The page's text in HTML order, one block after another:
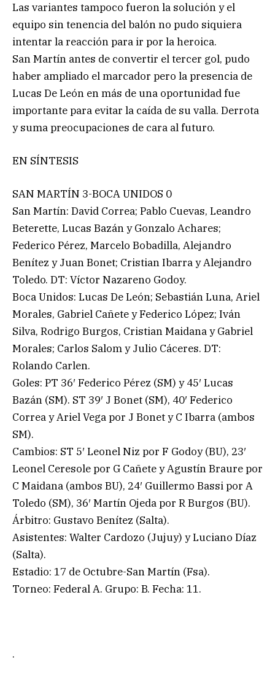
Las variantes tampoco fueron la solución y el
equipo sin tenencia del balón no pudo siquiera
intentar la reacción para ir por la heroica.
San Martín antes de convertir el tercer gol, pudo
haber ampliado el marcador pero la presencia de
Lucas De León en más de una oportunidad fue
importante para evitar la caída de su valla. Derrota
y suma preocupaciones de cara al futuro.
EN SÍNTESIS
SAN MARTÍN 3-BOCA UNIDOS 0
San Martín: David Correa; Pablo Cuevas, Leandro
Beterette, Lucas Bazán y Gonzalo Achares;
Federico Pérez, Marcelo Bobadilla, Alejandro
Benítez y Juan Bonet; Cristian Ibarra y Alejandro
Toledo. DT: Víctor Nazareno Godoy.
Boca Unidos: Lucas De León; Sebastián Luna, Ariel
Morales, Gabriel Cañete y Federico López; Iván
Silva, Rodrigo Burgos, Cristian Maidana y Gabriel
Morales; Carlos Salom y Julio Cáceres. DT:
Rolando Carlen.
Goles: PT 36′ Federico Pérez (SM) y 45′ Lucas
Bazán (SM). ST 39′ J Bonet (SM), 40′ Federico
Correa y Ariel Vega por J Bonet y C Ibarra (ambos
SM).
Cambios: ST 5′ Leonel Niz por F Godoy (BU), 23′
Leonel Ceresole por G Cañete y Agustín Braure por
C Maidana (ambos BU), 24′ Guillermo Bassi por A
Toledo (SM), 36′ Martín Ojeda por R Burgos (BU).
Árbitro: Gustavo Benítez (Salta).
Asistentes: Walter Cardozo (Jujuy) y Luciano Díaz
(Salta).
Estadio: 17 de Octubre-San Martín (Fsa).
Torneo: Federal A. Grupo: B. Fecha: 11.
.